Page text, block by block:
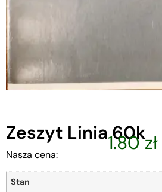
Zeszyt Linia 60k
Nasza cena:
1.80zł
Stan